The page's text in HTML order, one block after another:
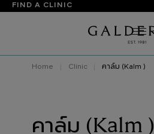
FIND A CLINIC
Home Clinic คาล์ม (Kalm )
คาล์ม (Kalm )